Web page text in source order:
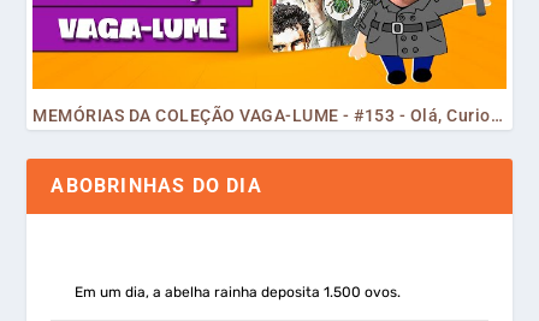
MEMÓRIAS DA COLEÇÃO VAGA-LUME - #153 - Olá, Curiosos! 2023
ABOBRINHAS DO DIA
Em um dia, a abelha rainha deposita 1.500 ovos.